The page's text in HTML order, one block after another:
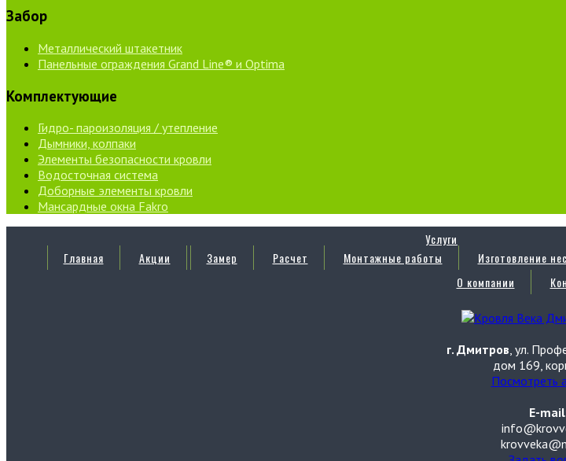
Забор
Металлический штакетник
Панельные ограждения Grand Line® и Optima
Комплектующие
Гидро- пароизоляция / утепление
Дымники, колпаки
Элементы безопасности кровли
Водосточная система
Доборные элементы кровли
Мансардные окна Fakro
Главная Акции
Услуги
Замер
Расчет Монтажные работы Изготовление
О компании
г. Дмитров, ул.
дом 169,
Посмотреть
E-